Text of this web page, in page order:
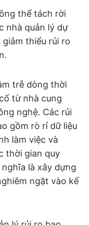
thể tách rời
nhà quản lý dự
thiểu rủi ro
trễ dòng thời
từ nhà cung
nghệ. Các rủi
gồm rò rỉ dữ liệu
làm việc và
thời gian quy
là xây dựng
ngặt vào kế